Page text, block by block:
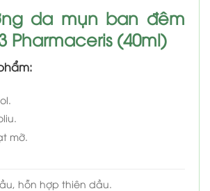
da mụn ban đêm
Pharmaceris (40ml)
mỡ.
hỗn hợp thiên dầu.